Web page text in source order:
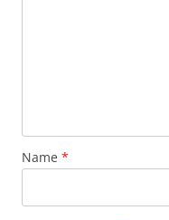
Name *